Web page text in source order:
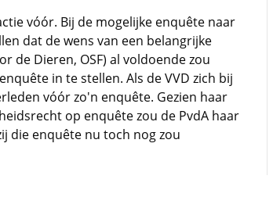
vóór. Bij de mogelijke enquête naar
dat de wens van een belangrijke
de Dieren, OSF) al voldoende zou
in te stellen. Als de VVD zich bij
vóór zo'n enquête. Gezien haar
op enquête zou de PvdA haar
die enquête nu toch nog zou